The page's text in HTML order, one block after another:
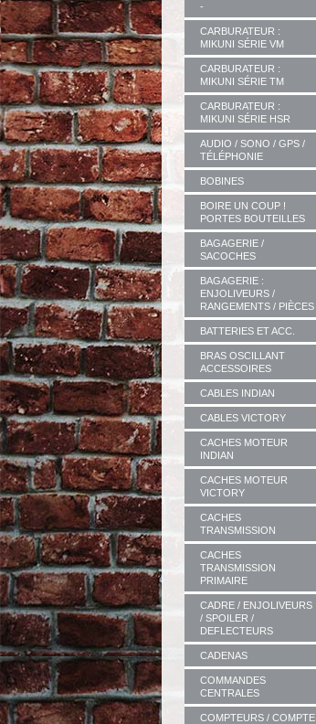
-
CARBURATEUR :
MIKUNI SÉRIE VM
CARBURATEUR :
MIKUNI SÉRIE TM
CARBURATEUR :
MIKUNI SÉRIE HSR
AUDIO / SONO / GPS /
TÉLÉPHONIE
BOBINES
BOIRE UN COUP !
PORTES BOUTEILLES
BAGAGERIE /
SACOCHES
BAGAGERIE :
ENJOLIVEURS /
RANGEMENTS / PIÈCES
BATTERIES ET ACC.
BRAS OSCILLANT
ACCESSOIRES
CABLES INDIAN
CABLES VICTORY
CACHES MOTEUR
INDIAN
CACHES MOTEUR
VICTORY
CACHES
TRANSMISSION
CACHES
TRANSMISSION
PRIMAIRE
CADRE / ENJOLIVEURS
/ SPOILER /
DEFLECTEURS
CADENAS
COMMANDES
CENTRALES
COMPTEURS / COMPTE